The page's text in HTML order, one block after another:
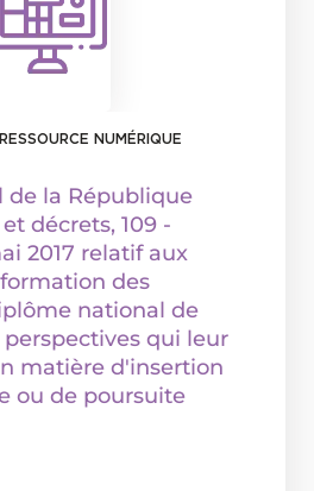
NUMÉRIQUE
de la République
et décrets, 109 -
2017 relatif aux
des
national de
qui leur
matière d'insertion
ou de poursuite